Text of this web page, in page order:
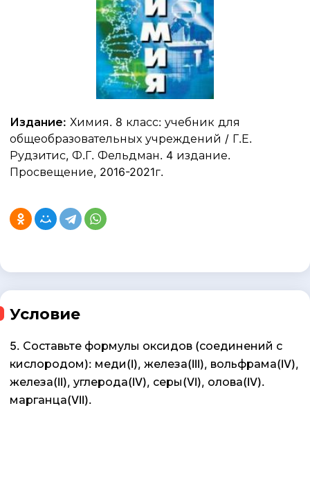
Издание: Химия. 8 класс: учебник для
общеобразовательных учреждений / Г.Е.
Рудзитис, Ф.Г. Фельдман. 4 издание.
Просвещение, 2016-2021г.
Условие
5. Составьте формулы оксидов (соединений с
кислородом): меди(I), железа(III), вольфрама(IV),
железа(II), углерода(IV), серы(VI), олова(IV).
марганца(VII).